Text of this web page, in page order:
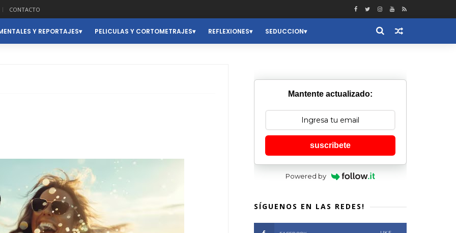
CONTACTO
Y REPORTAJES PELICULAS Y CORTOMETRAJES REFLEXIONES SEDUCCION
Mantente actualizado:
suscribete
Powered by
SÍGUENOS EN LAS REDES!